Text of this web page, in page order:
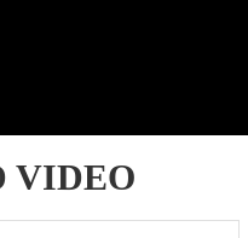
VIDEO